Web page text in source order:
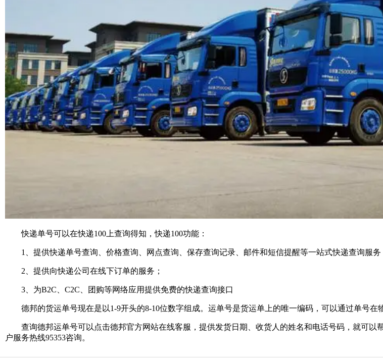
快递单号可以在快递100上查询得知，快递100功能：
1、提供快递单号查询、价格查询、网点查询、保存查询记录、邮件和短信提醒等一站式快递查询服务
2、提供向快递公司在线下订单的服务；
3、为B2C、C2C、团购等网络应用提供免费的快递查询接口
德邦的货运单号现在是以1-9开头的8-10位数字组成。运单号是货运单上的唯一编码，可以通过单号在
查询德邦运单号可以点击德邦官方网站在线客服，提供发货日期、收货人的姓名和电话号码，就可以
户服务热线95353咨询。